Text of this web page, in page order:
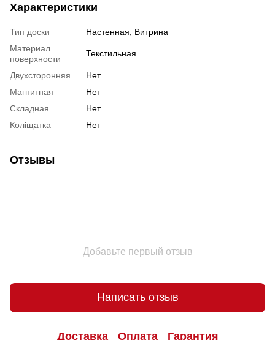
Характеристики
Тип доски
Настенная, Витрина
Материал
поверхности
Текстильная
Двухсторонняя
Нет
Магнитная
Нет
Складная
Нет
Коліщатка
Нет
Отзывы
Добавьте первый отзыв
Написать отзыв
Доставка Оплата Гарантия